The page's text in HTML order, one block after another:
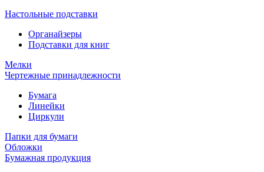
Настольные подставки
Органайзеры
Подставки для книг
Мелки
Чертежные принадлежности
Бумага
Линейки
Циркули
Папки для бумаги
Обложки
Бумажная продукция